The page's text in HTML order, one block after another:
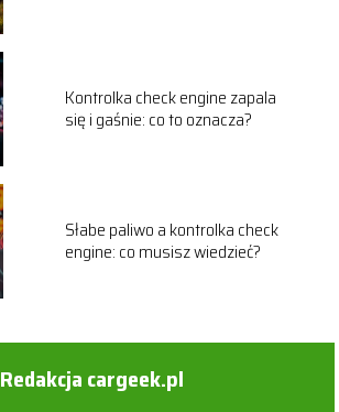
Kontrolka check engine zapala
się i gaśnie: co to oznacza?
Słabe paliwo a kontrolka check
engine: co musisz wiedzieć?
Redakcja cargeek.pl